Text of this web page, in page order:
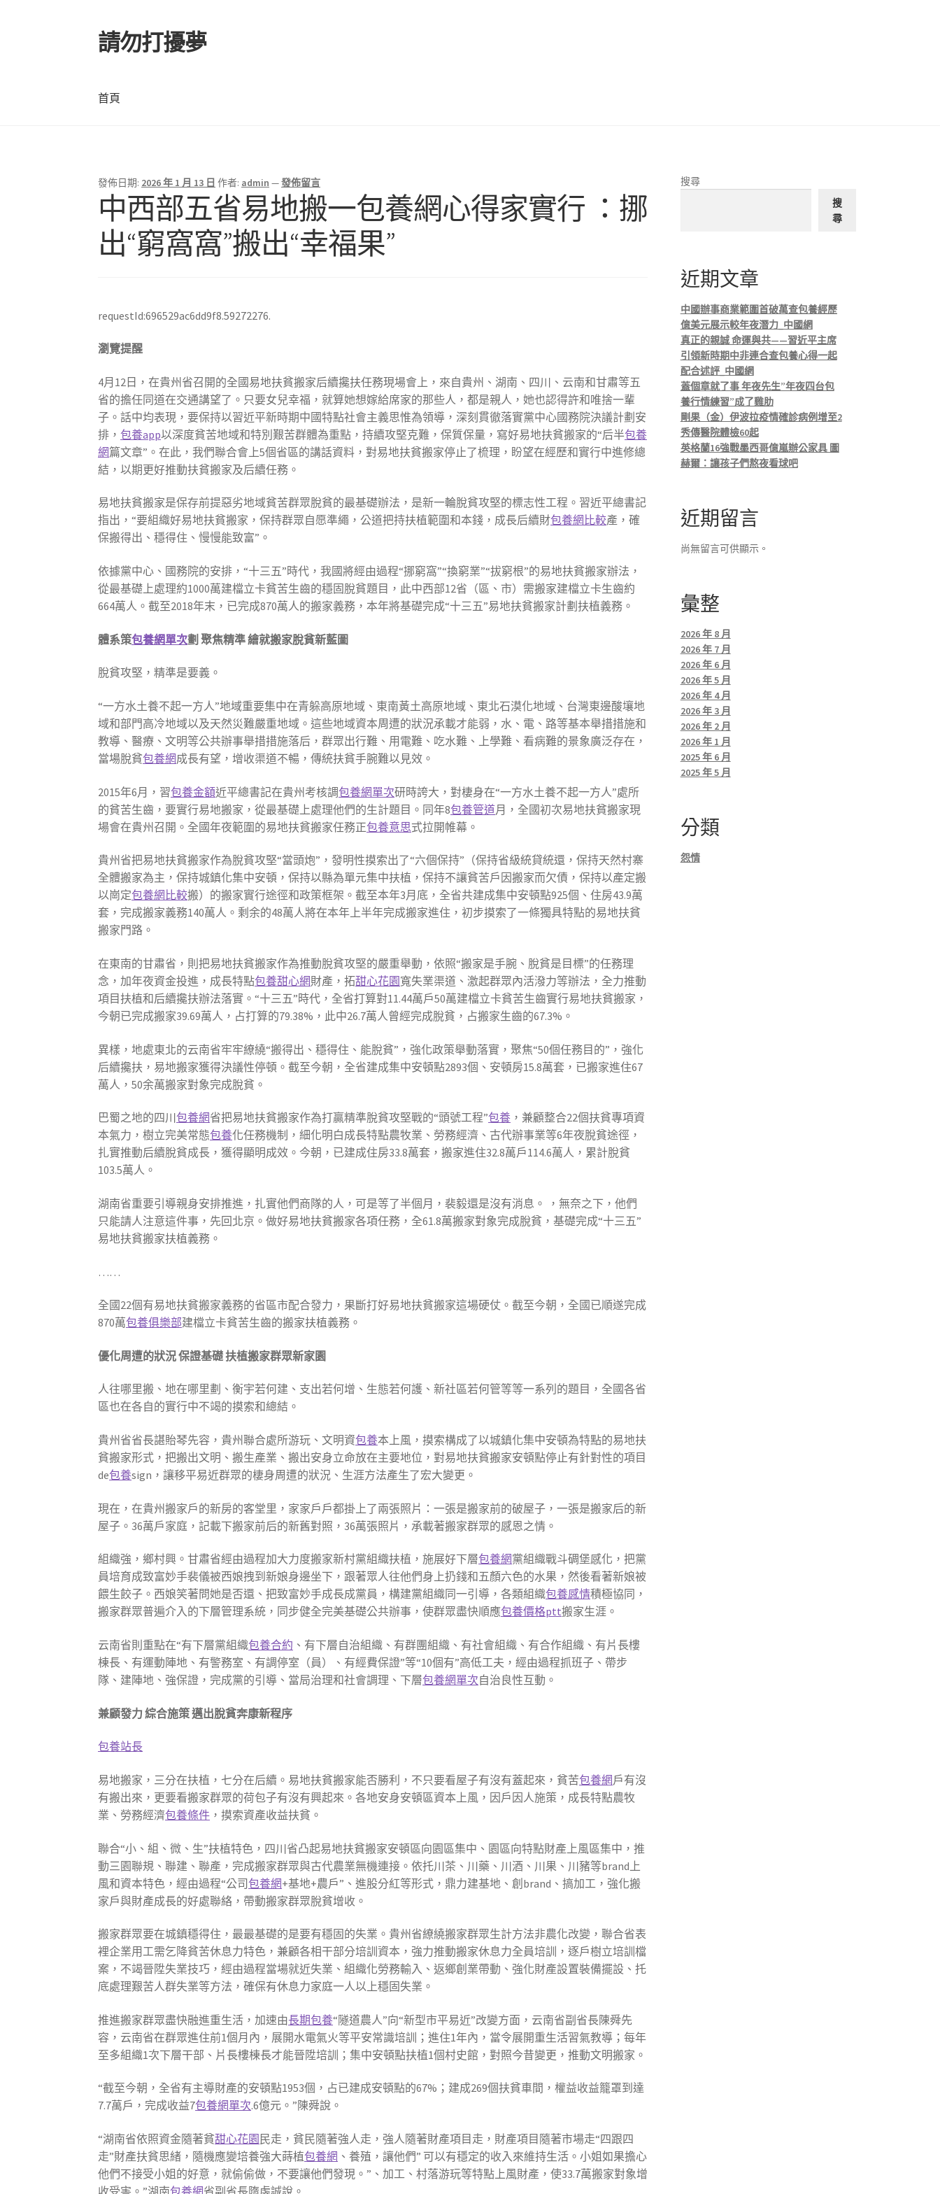
跳
至
覽
列
跳
至
要
內
請勿打擾夢
首頁
發佈日期: 2026 年 1 月 13 日 作者: admin —發佈留言
中西部五省易地搬一包養網心得家實行 ：挪
出“窮窩窩”搬出“幸福果”
requestId:696529ac6dd9f8.59272276.
瀏覽提醒
4月12日，在貴州省召開的全國易地扶貧搬家后續攙扶任務現場會上，來自貴州、湖南、四川、云南和甘肅等五
省的擔任同道在交通講望了。只要女兒幸福，就算她想嫁給席家的那些人，都是親人，她也認得許和唯捨一輩
子。話中均表現，要保持以習近平新時期中國特點社會主義思惟為領導，深刻貫徹落實黨中心國務院決議計劃安
排，包養app以深度貧苦地域和特別艱苦群體為重點，持續攻堅克難，保質保量，寫好易地扶貧搬家的“后半包養
網篇文章”。在此，我們聯合會上5個省區的講話資料，對易地扶貧搬家停止了梳理，盼望在經歷和實行中進修總
結，以期更好推動扶貧搬家及后續任務。
易地扶貧搬家是保存前提惡劣地域貧苦群眾脫貧的最基礎辦法，是新一輪脫貧攻堅的標志性工程。習近平總書記
指出，“要組織好易地扶貧搬家，保持群眾自愿準繩，公道把持扶植範圍和本錢，成長后續財包養網比較產，確
保搬得出、穩得住、慢慢能致富”。
依據黨中心、國務院的安排，“十三五”時代，我國將經由過程“挪窮窩”“換窮業”“拔窮根”的易地扶貧搬家辦法，
從最基礎上處理約1000萬建檔立卡貧苦生齒的穩固脫貧題目，此中西部12省（區、市）需搬家建檔立卡生齒約
664萬人。截至2018年末，已完成870萬人的搬家義務，本年將基礎完成“十三五”易地扶貧搬家計劃扶植義務。
體系策包養網單次劃 聚焦精準 繪就搬家脫貧新藍圖
脫貧攻堅，精準是要義。
“一方水土養不起一方人”地域重要集中在青躲高原地域、東南黃土高原地域、東北石漠化地域、台灣東邊酸壤地
域和部門高冷地域以及天然災難嚴重地域。這些地域資本周遭的狀況承載才能弱，水、電、路等基本舉措措施和
教導、醫療、文明等公共辦事舉措措施落后，群眾出行難、用電難、吃水難、上學難、看病難的景象廣泛存在，
當場脫貧包養網成長有望，增收渠道不暢，傳統扶貧手腕難以見效。
2015年6月，習包養金額近平總書記在貴州考核調包養網單次研時誇大，對棲身在“一方水土養不起一方人”處所
的貧苦生齒，要實行易地搬家，從最基礎上處理他們的生計題目。同年8包養管道月，全國初次易地扶貧搬家現
場會在貴州召開。全國年夜範圍的易地扶貧搬家任務正包養意思式拉開帷幕。
貴州省把易地扶貧搬家作為脫貧攻堅“當頭炮”，發明性摸索出了“六個保持”（保持省級統貸統還，保持天然村寨
全體搬家為主，保持城鎮化集中安頓，保持以縣為單元集中扶植，保持不讓貧苦戶因搬家而欠債，保持以產定搬
以崗定包養網比較搬）的搬家實行途徑和政策框架。截至本年3月底，全省共建成集中安頓點925個、住房43.9萬
套，完成搬家義務140萬人。剩余的48萬人將在本年上半年完成搬家進住，初步摸索了一條獨具特點的易地扶貧
搬家門路。
在東南的甘肅省，則把易地扶貧搬家作為推動脫貧攻堅的嚴重舉動，依照“搬家是手腕、脫貧是目標”的任務理
念，加年夜資金投進，成長特點包養甜心網財產，拓甜心花園寬失業渠道、激起群眾內活潑力等辦法，全力推動
項目扶植和后續攙扶辦法落實。“十三五”時代，全省打算對11.44萬戶50萬建檔立卡貧苦生齒實行易地扶貧搬家，
今朝已完成搬家39.69萬人，占打算的79.38%，此中26.7萬人曾經完成脫貧，占搬家生齒的67.3%。
異樣，地處東北的云南省牢牢繚繞“搬得出、穩得住、能脫貧”，強化政策舉動落實，聚焦“50個任務目的”，強化
后續攙扶，易地搬家獲得決議性停頓。截至今朝，全省建成集中安頓點2893個、安頓房15.8萬套，已搬家進住67
萬人，50余萬搬家對象完成脫貧。
巴蜀之地的四川包養網省把易地扶貧搬家作為打贏精準脫貧攻堅戰的“頭號工程”包養 ，兼顧整合22個扶貧專項資
本氣力，樹立完美常態包養化任務機制，細化明白成長特點農牧業、勞務經濟、古代辦事業等6年夜脫貧途徑，
扎實推動后續脫貧成長，獲得顯明成效。今朝，已建成住房33.8萬套，搬家進住32.8萬戶114.6萬人，累計脫貧
103.5萬人。
湖南省重要引導親身安排推進，扎實他們商隊的人，可是等了半個月，裴毅還是沒有消息。 ，無奈之下，他們
只能請人注意這件事，先回北京。做好易地扶貧搬家各項任務，全61.8萬搬家對象完成脫貧，基礎完成“十三五”
易地扶貧搬家扶植義務。
……
全國22個有易地扶貧搬家義務的省區市配合發力，果斷打好易地扶貧搬家這場硬仗。截至今朝，全國已順遂完成
870萬包養俱樂部建檔立卡貧苦生齒的搬家扶植義務。
優化周遭的狀況 保證基礎 扶植搬家群眾新家園
人往哪里搬、地在哪里劃、衡宇若何建、支出若何增、生態若何護、新社區若何管等等一系列的題目，全國各省
區也在各自的實行中不竭的摸索和總結。
貴州省省長諶貽琴先容，貴州聯合處所游玩、文明資包養本上風，摸索構成了以城鎮化集中安頓為特點的易地扶
貧搬家形式，把搬出文明、搬生產業、搬出安身立命放在主要地位，對易地扶貧搬家安頓點停止有針對性的項目
de包養sign，讓移平易近群眾的棲身周遭的狀況、生涯方法產生了宏大變更。
現在，在貴州搬家戶的新房的客堂里，家家戶戶都掛上了兩張照片：一張是搬家前的破屋子，一張是搬家后的新
屋子。36萬戶家庭，記載下搬家前后的新舊對照，36萬張照片，承載著搬家群眾的感恩之情。
組織強，鄉村興。甘肅省經由過程加大力度搬家新村黨組織扶植，施展好下層包養網黨組織戰斗碉堡感化，把黨
員培育成致富妙手裴儀被西娘拽到新娘身邊坐下，跟著眾人往他們身上扔錢和五顏六色的水果，然後看著新娘被
餵生餃子。西娘笑著問她是否還、把致富妙手成長成黨員，構建黨組織同一引導，各類組織包養感情積極協同，
搬家群眾普遍介入的下層管理系統，同步健全完美基礎公共辦事，使群眾盡快順應包養價格ptt搬家生涯。
云南省則重點在“有下層黨組織包養合約 、有下層自治組織、有群團組織、有社會組織、有合作組織、有片長樓
棟長、有運動陣地、有警務室、有調停室（員）、有經費保證”等“10個有”高低工夫，經由過程抓班子、帶步
隊、建陣地、強保證，完成黨的引導、當局治理和社會調理、下層包養網單次自治良性互動。
兼顧發力 綜合施策 邁出脫貧奔康新程序
包養站長
易地搬家，三分在扶植，七分在后續。易地扶貧搬家能否勝利，不只要看屋子有沒有蓋起來，貧苦包養網戶有沒
有搬出來，更要看搬家群眾的荷包子有沒有興起來。各地安身安頓區資本上風，因戶因人施策，成長特點農牧
業、勞務經濟包養條件 ，摸索資產收益扶貧。
聯合“小、組、微、生”扶植特色，四川省凸起易地扶貧搬家安頓區向園區集中、園區向特點財產上風區集中，推
動三園聯規、聯建、聯產，完成搬家群眾與古代農業無機連接。依托川茶、川藥、川酒、川果、川豬等brand上
風和資本特色，經由過程“公司包養網+基地+農戶”、進股分紅等形式，鼎力建基地、創brand、搞加工，強化搬
家戶與財產成長的好處聯絡，帶動搬家群眾脫貧增收。
搬家群眾要在城鎮穩得住，最最基礎的是要有穩固的失業。貴州省繚繞搬家群眾生計方法非農化改變，聯合省表
裡企業用工需乞降貧苦休息力特色，兼顧各相干部分培訓資本，強力推動搬家休息力全員培訓，逐戶樹立培訓檔
案，不竭晉陞失業技巧，經由過程當場就近失業、組織化勞務輸入、返鄉創業帶動、強化財產設置裝備擺設、托
底處理艱苦人群失業等方法，確保有休息力家庭一人以上穩固失業。
推進搬家群眾盡快融進重生活，加速由長期包養“隧道農人”向“新型市平易近”改變方面，云南省副省長陳舜先
容，云南省在群眾進住前1個月內，展開水電氣火等平安常識培訓；進住1年內，當令展開重生活習氣教導；每年
至多組織1次下層干部、片長樓棟長才能晉陞培訓；集中安頓點扶植1個村史館，對照今昔變更，推動文明搬家。
“截至今朝，全省有主導財產的安頓點1953個，占已建成安頓點的67%；建成269個扶貧車間，權益收益籠罩到達
7.7萬戶，完成收益7包養網單次.6億元。”陳舜說。
“湖南省依照資金隨著貧甜心花園 民走，貧民隨著強人走，強人隨著財產項目走，財產項目隨著市場走“四跟四
走”財產扶貧思緒，隨機應變培養強大蒔植包養網 、養殖，讓他們” 可以有穩定的收入來維持生活。小姐如果擔心
他們不接受小姐的好意，就偷偷做，不要讓他們發現。”、加工、村落游玩等特點上風財產，使33.7萬搬家對象增
搜尋
搜
尋
近期文章
中國辦事商業範圍首破萬查包養經歷
億美元展示較年夜潛力_中國網
真正的親誠 命運與共——習近平主席
引領新時期中非連合查包養心得一起
配合述評_中國網
蓋個章就了事 年夜先生”年夜四台包
養行情練習”成了雞肋
剛果（金）伊波拉疫情確診病例增至2
秀傳醫院體檢60起
英格蘭16強戰墨西哥億嵐辦公家具 圖
赫爾：讓孩子們熬夜看球吧
近期留言
尚無留言可供顯示。
彙整
2026 年 8 月
2026 年 7 月
2026 年 6 月
2026 年 5 月
2026 年 4 月
2026 年 3 月
2026 年 2 月
2026 年 1 月
2025 年 6 月
2025 年 5 月
分類
怨情